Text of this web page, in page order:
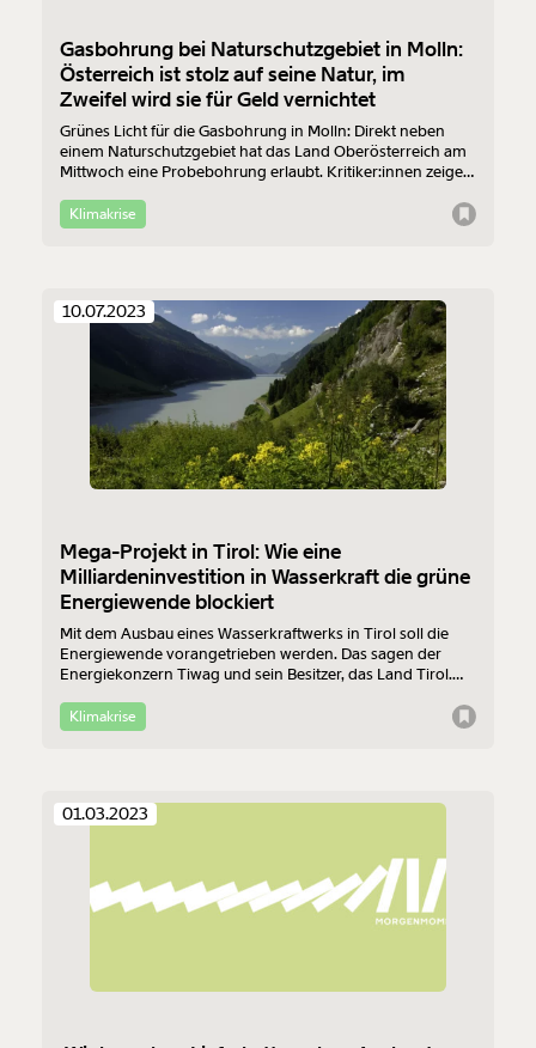
Veränderung
beginnt mit Dir!
Gasbohrung bei Naturschutzgebiet in Molln:
Österreich ist stolz auf seine Natur, im
Zweifel wird sie für Geld vernichtet
Grünes Licht für die Gasbohrung in Molln: Direkt neben
einem Naturschutzgebiet hat das Land Oberösterreich am
Mittwoch eine Probebohrung erlaubt. Kritiker:innen zeigen
Klimakrise
10.07.2023
Mega-Projekt in Tirol: Wie eine
Milliardeninvestition in Wasserkraft die grüne
Energiewende blockiert
Mit dem Ausbau eines Wasserkraftwerks in Tirol soll die
Energiewende vorangetrieben werden. Das sagen der
Energiekonzern Tiwag und sein Besitzer, das Land Tirol.
Wissenschaftler:innen sehen im Projekt hingegen eine
ökologische Katastrophe, das sogar eine grüne
Klimakrise
01.03.2023